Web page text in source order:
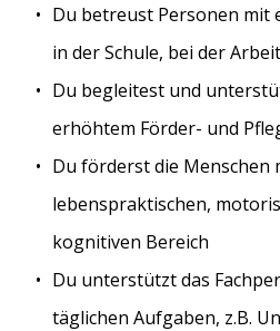
Du betreust Personen mit
in der Schule, bei der
Du begleitest und
erhöhtem Förder- und
Du förderst die Menschen
lebenspraktischen,
kognitiven Bereich
Du unterstützt das
täglichen Aufgaben, z.B.